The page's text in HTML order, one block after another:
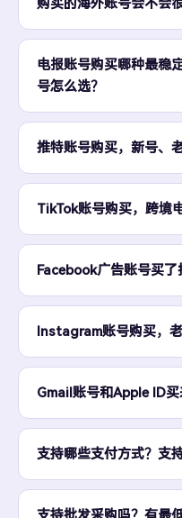
购买的海外账号会不会
电报账号购买哪种最稳
号怎么选？
推特账号购买，新号、
TikTok账号购买，跨境
Facebook广告账号买了
Instagram账号购买，
Gmail账号和Apple ID买
支持哪些支付方式？支